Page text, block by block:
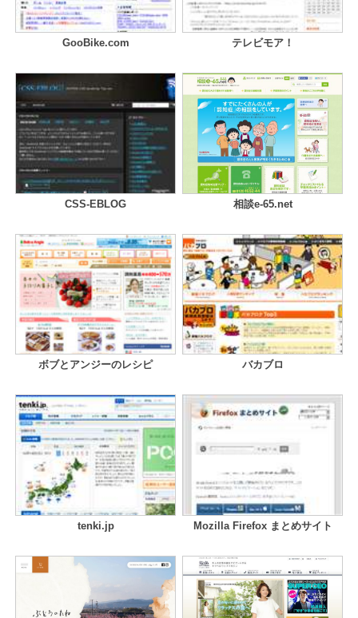
GooBike.com テレビモア！
CSS-EBLOG 相談e-65.net
ボブとアンジーのレシピ バカブロ
tenki.jp Mozilla Firefox まとめサイト